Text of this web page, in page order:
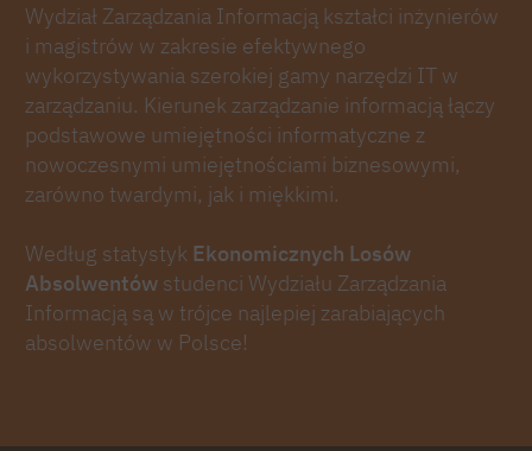
Wydział Zarządzania Informacją kształci inżynierów
i magistrów w zakresie efektywnego
wykorzystywania szerokiej gamy narzędzi IT w
zarządzaniu. Kierunek zarządzanie informacją łączy
podstawowe umiejętności informatyczne z
nowoczesnymi umiejętnościami biznesowymi,
zarówno twardymi, jak i miękkimi.
Według statystyk Ekonomicznych Losów
Absolwentów studenci Wydziału Zarządzania
Informacją są w trójce najlepiej zarabiających
absolwentów w Polsce!